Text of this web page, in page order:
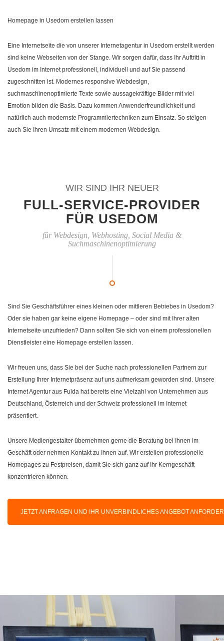
Homepage in Usedom erstellen lassen
Eine Internetseite die von unserer Internetagentur in Usedom erstellt werden
sind keine Webseiten von der Stange. Wir sorgen dafür, dass Ihr Auftritt in
Usedom im Internet professionell, individuell und auf Sie passend
zugeschnitten ist. Modernes responsive Webdesign,
suchmaschinenoptimierte Texte sowie aussagekräftige Bilder mit viel
Emotion bilden die Basis. Dazu kommen Anwenderfreundlichkeit und
natürlich auch modernste Programmiertechniken zum Einsatz. So steigen
auch Sie Ihren Umsatz mit einem modernen Webdesign.
WIR SIND IHR NEUER
FULL-SERVICE-PROVIDER
FÜR USEDOM
für Webdesign, Webhosting, Social Media &
Suchmaschinenoptimierung
Sind Sie Geschäftsführer eines kleinen oder mittleren Betriebes in Usedom?
Oder sie haben gar keine eigene Homepage – oder sind mit Ihrer alten
Internetseite unzufrieden? Dann sollten Sie sich von einem professionellen
Dienstleister eine Homepage erstellen lassen.
Wir freuen uns, dass Sie bei der Suche nach professionellen Partnern zur
Erstellung Ihrer Internetpräsenz auf uns aufmerksam geworden sind. Unsere
Internet Agentur aus Fulda hat bereits eine Vielzahl von Unternehmen aus
Deutschland, Österreich und der Schweiz professionell im Internet
präsentiert.
Unsere Mediengestalter übernehmen gerne die Beratung bei Ihnen im
Geschäft oder nehmen Kontakt zu Ihnen auf. Wir erstellen professionelle
Homepages zu Festpreisen, damit Sie sich ganz auf Ihr Kerngeschäft
konzentrieren können.
JETZT ANFRAGEN UND IHR UNVERBINDLICHES ANGEBOT